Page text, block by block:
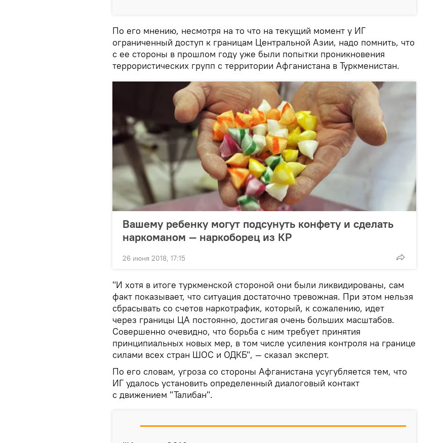
По его мнению, несмотря на то что на текущий момент у ИГ
ограниченный доступ к границам Центральной Азии, надо помнить, что
с ее стороны в прошлом году уже были попытки проникновения
террористических групп с территории Афганистана в Туркменистан.
Вашему ребенку могут подсунуть конфету и сделать
наркоманом — наркоборец из КР
26 июня 2018, 17:15
"И хотя в итоге туркменской стороной они были ликвидированы, сам
факт показывает, что ситуация достаточно тревожная. При этом нельзя
сбрасывать со счетов наркотрафик, который, к сожалению, идет
через границы ЦА постоянно, достигая очень больших масштабов.
Совершенно очевидно, что борьба с ним требует принятия
принципиальных новых мер, в том числе усиления контроля на границе
силами всех стран ШОС и ОДКБ", — сказал эксперт.
По его словам, угроза со стороны Афганистана усугубляется тем, что
ИГ удалось установить определенный диалоговый контакт
с движением "Талибан".